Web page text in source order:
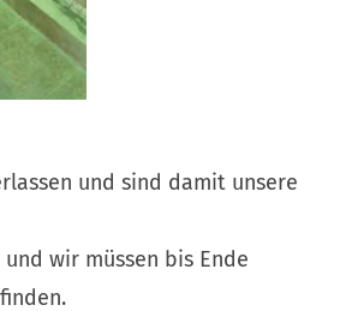
und sind damit unsere
wir müssen bis Ende